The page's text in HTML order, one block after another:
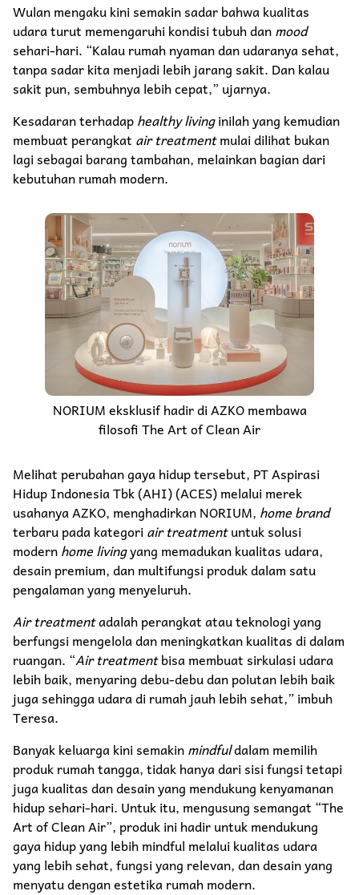
Wulan mengaku kini semakin sadar bahwa kualitas
udara turut memengaruhi kondisi tubuh danmood
sehari-hari. “Kalau rumah nyaman dan udaranya sehat,
tanpa sadar kita menjadi lebih jarang sakit. Dan kalau
sakit pun, sembuhnya lebih cepat,” ujarnya.
Kesadaran terhadaphealthy livinginilah yang kemudian
membuat perangkat air treatmentmulai dilihat bukan
lagi sebagai barang tambahan, melainkan bagian dari
kebutuhan rumah modern.
NORIUM eksklusif hadir di AZKO membawa
filosofi The Art of Clean Air
Melihat perubahan gaya hidup tersebut, PT Aspirasi
Hidup Indonesia Tbk (AHI) (ACES) melalui merek
usahanya AZKO, menghadirkan NORIUM, home brand
terbaru pada kategori air treatmentuntuk solusi
modernhome livingyang memadukan kualitas udara,
desain premium, dan multifungsi produk dalam satu
pengalaman yang menyeluruh.
Air treatmentadalah perangkat atau teknologi yang
berfungsi mengelola dan meningkatkan kualitas di dalam
ruangan. “Air treatmentbisa membuat sirkulasi udara
lebih baik, menyaring debu-debu dan polutan lebih baik
juga sehingga udara di rumah jauh lebih sehat,” imbuh
Teresa.
Banyak keluarga kini semakinmindfuldalam memilih
produk rumah tangga, tidak hanya dari sisi fungsi tetapi
juga kualitas dan desain yang mendukung kenyamanan
hidup sehari-hari. Untuk itu, mengusung semangat “The
Art of Clean Air”, produk ini hadir untuk mendukung
gaya hidup yang lebih mindful melalui kualitas udara
yang lebih sehat, fungsi yang relevan, dan desain yang
menyatu dengan estetika rumah modern.